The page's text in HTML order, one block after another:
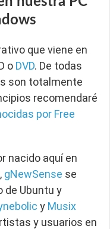
que viene en
o DVD. De todas
son totalmente
recomendaré
por Free
nacido aquí en
gNewSense se
de Ubuntu y
y Musix
y usuarios en